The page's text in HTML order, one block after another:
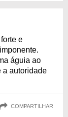
e
águia ao
a autoridade
COMPARTILHAR